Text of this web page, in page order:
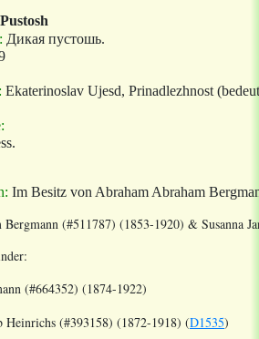
Дикая пустошь.
Ekaterinoslav Ujesd, Prinadlezhnost
Im Besitz von Abraham Abraham
(#511787) (1853-1920) & Susanna
(#664352) (1874-1922)
(#393158) (1872-1918) (D1535)